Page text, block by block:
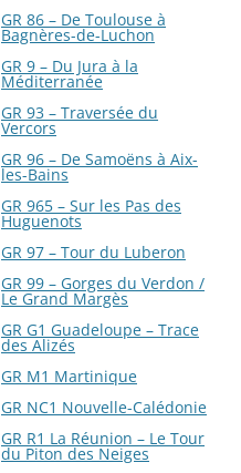
GR 86 – De Toulouse à
Bagnères-de-Luchon
GR 9 – Du Jura à la
Méditerranée
GR 93 – Traversée du
Vercors
GR 96 – De Samoëns à Aix-
les-Bains
GR 965 – Sur les Pas des
Huguenots
GR 97 – Tour du Luberon
GR 99 – Gorges du Verdon /
Le Grand Margès
GR G1 Guadeloupe – Trace
des Alizés
GR M1 Martinique
GR NC1 Nouvelle-Calédonie
GR R1 La Réunion – Le Tour
du Piton des Neiges